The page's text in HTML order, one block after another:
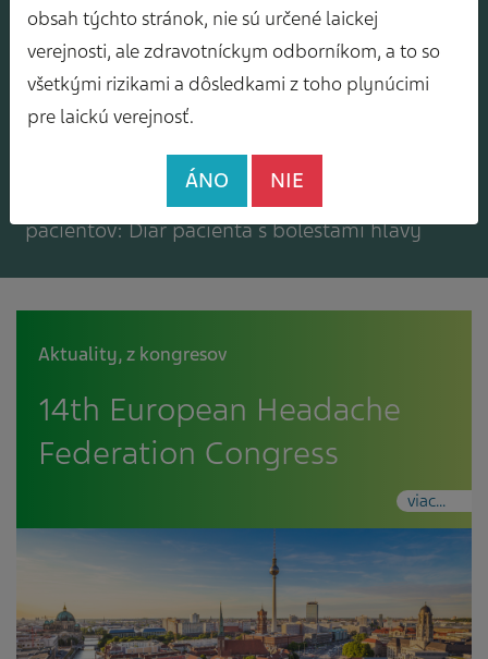
Mám záujem o zasielanie odborného
spravodajcu
pacientov: Diár pacienta s bolesťami hlavy
Aktuality,z kongresov
14th European Headache
Federation Congress
viac...
obsah týchto stránok, nie sú určené laickej
verejnosti, ale zdravotníckym odborníkom, a to so
všetkými rizikami a dôsledkami z toho plynúcimi
pre laickú verejnosť.
ÁNO NIE